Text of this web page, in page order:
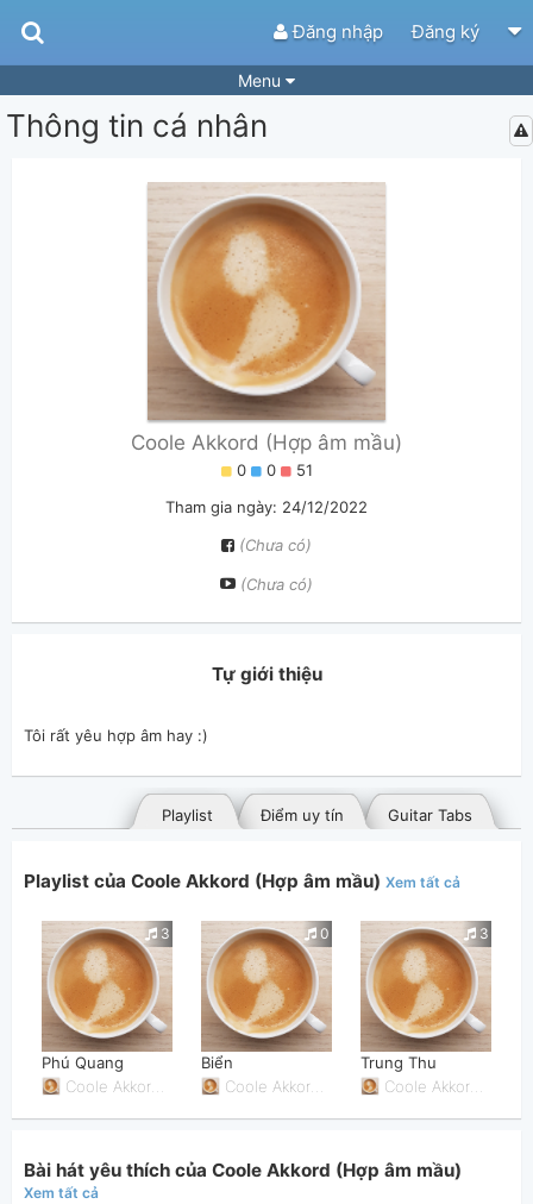
Đăng nhập Đăng ký
Menu
Bài hát
Tìm theo hợp âm Tải ứng dụng
Yêu cầu hợp âm Thành Viên
Quản lý
Thông tin cá nhân
Coole Akkord (Hợp âm mầu)
0 0
51
Tham gia ngày: 24/12/2022
(Chưa có)
(Chưa có)
Tự giới thiệu
Tôi rất yêu hợp âm hay :)
Guitar Tabs
Điểm uy tín
Playlist
Bài hát yêu thích
Bài hát đã đăng
Playlist của Coole Akkord (Hợp âm mầu) Xem tất cả
3
Phú Quang
0
Biển
3
Trung Thu
Bài hát yêu thích của Coole Akkord (Hợp âm mầu)
Xem tất cả